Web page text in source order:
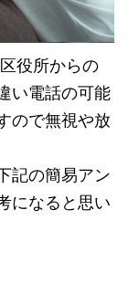
役所からの
い電話の可能
ので無視や放
記の簡易アン
になると思い